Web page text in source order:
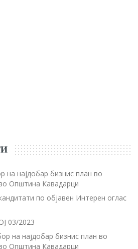
на најдобар бизнис план во
Општина Кавадарци
по објавен Интерен оглас
03/2023
на најдобар бизнис план во
Општина Кавадарци